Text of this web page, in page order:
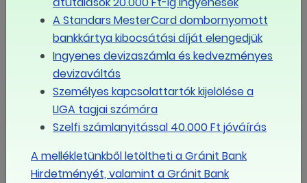
LIGA Dél-alföldi Regionális iroda
Békés-, Bács-Kiskun-, Csongrád megye)
Zsura Brigitta LIGA Regionális referens
Iroda címe: 6750 Algyő, Bartók Béla u. 76. fsz. 1.
E-mail cím: zsura.brigitta@liganet.hu
Mobil: 06-70/392-0952
BŐVEBBEN
A Standars MesterCard dombornyomott
bankkártya kibocsátási díját elengedjük
Ingyenes devizaszámla és kedvezményes
devizaváltás
Személyes kapcsolattartók kijelölése a
LIGA tagjai számára
Szelfi számlanyitással 40.000 Ft jóváírás
A mellékletünkből letöltheti a Gránit Bank
Hirdetményét, valamint a Gránit Bank